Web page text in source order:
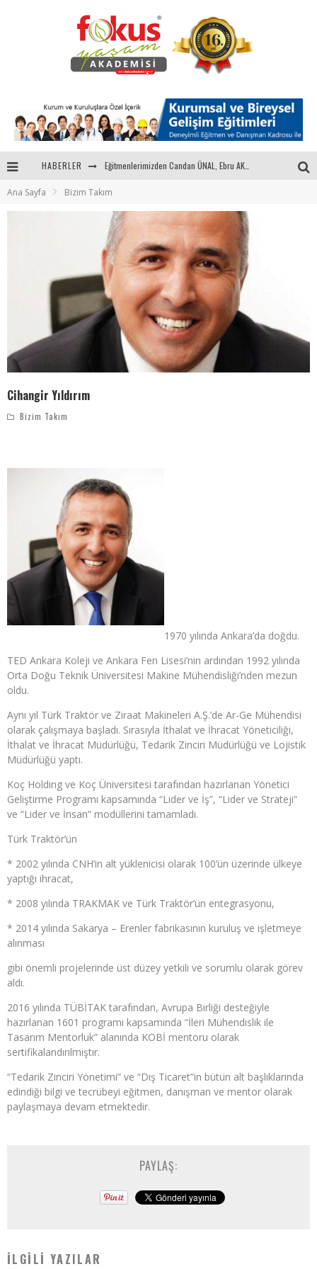
HABERLER
Eğitmenlerimizden Candan ÜNAL, Ebru AKEL'le Kadın İsterse 68.Bölüm Konuğuydu
"Sektörle Buluşuyoruz" Toplantısı Gerçekleştirildi
Parasını Veren 1'inci
Fokus Yaşam Akademisi 15. Yılında Gençleri Nasa, Harvard, Yale ile Buluşturacak!
Ana Sayfa Bizim Takım
Cihangir Yıldırım
Bizim Takım
1970 yılında Ankara’da doğdu.
TED Ankara Koleji ve Ankara Fen Lisesi’nin ardından 1992 yılında
Orta Doğu Teknik Üniversitesi Makine Mühendisliği’nden mezun
oldu.
Aynı yıl Türk Traktör ve Ziraat Makineleri A.Ş.’de Ar-Ge Mühendisi
olarak çalışmaya başladı. Sırasıyla İthalat ve İhracat Yöneticiliği,
İthalat ve İhracat Müdürlüğü, Tedarik Zinciri Müdürlüğü ve Lojistik
Müdürlüğü yaptı.
Koç Holding ve Koç Üniversitesi tarafından hazırlanan Yönetici
Geliştirme Programı kapsamında “Lider ve İş”, “Lider ve Strateji”
ve “Lider ve İnsan” modüllerini tamamladı.
Türk Traktör’ün
* 2002 yılında CNH’in alt yüklenicisi olarak 100’ün üzerinde ülkeye
yaptığı ihracat,
* 2008 yılında TRAKMAK ve Türk Traktör’ün entegrasyonu,
* 2014 yılında Sakarya – Erenler fabrikasının kuruluş ve işletmeye
alınması
gibi önemli projelerinde üst düzey yetkili ve sorumlu olarak görev
aldı.
2016 yılında TÜBİTAK tarafından, Avrupa Birliği desteğiyle
hazırlanan 1601 programı kapsamında “İleri Mühendislik ile
Tasarım Mentorluk” alanında KOBİ mentoru olarak
sertifikalandırılmıştır.
“Tedarik Zinciri Yönetimi” ve “Dış Ticaret”in bütün alt başlıklarında
edindiği bilgi ve tecrübeyi eğitmen, danışman ve mentor olarak
paylaşmaya devam etmektedir.
PAYLAŞ:
İLGILI YAZILAR